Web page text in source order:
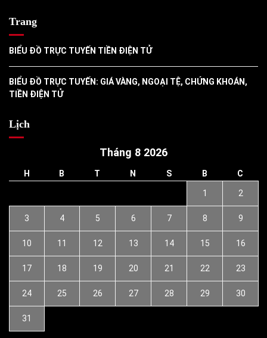
Trang
BIỂU ĐỒ TRỰC TUYẾN TIỀN ĐIỆN TỬ
BIỂU ĐỒ TRỰC TUYẾN: GIÁ VÀNG, NGOẠI TỆ, CHỨNG KHOÁN,
TIỀN ĐIỆN TỬ
Lịch
Tháng 8 2026
H B T N S B C
1 2
3 4 5 6 7 8 9
10 11 12 13 14 15 16
17 18 19 20 21 22 23
24 25 26 27 28 29 30
31